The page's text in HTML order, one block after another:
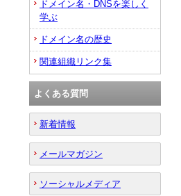
ドメイン名・DNSを楽しく
学ぶ
ドメイン名の歴史
関連組織リンク集
よくある質問
新着情報
メールマガジン
ソーシャルメディア